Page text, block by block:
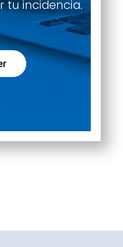
tu incidencia.